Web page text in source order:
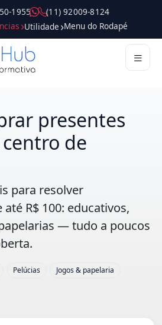
0 - 1 9 5 5
( 1 1 ) 9 2 0 0 9 - 8 1 2 4
Utilidade Menu do Rodapé
presentes
de
para resolver
até R$ 100: educativos,
— tudo a poucos
Pelúcias Jogos & papelaria